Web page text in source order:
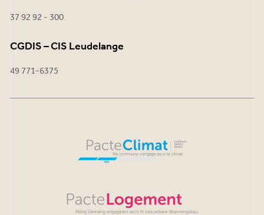
37 92 92 - 300
CGDIS – CIS Leudelange
49 771-6375